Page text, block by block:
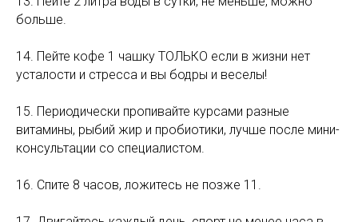
больше.
14. Пейте кофе 1 чашку ТОЛЬКО если в жизни нет
усталости и стресса и вы бодры и веселы!
15. Периодически пропивайте курсами разные
витамины, рыбий жир и пробиотики, лучше после мини-
консультации со специалистом.
16. Спите 8 часов, ложитесь не позже 11.